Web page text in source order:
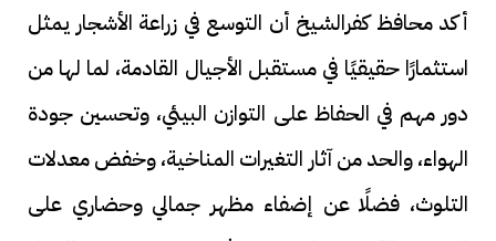
أكد محافظ كفرالشيخ أن التوسع في زراعة الأشجار يمثل
استثمارًا حقيقيًا في مستقبل الأجيال القادمة، لما لها من
دور مهم في الحفاظ على التوازن البيئي، وتحسين جودة
الهواء، والحد من آثار التغيرات المناخية، وخفض معدلات
التلوث، فضلًا عن إضفاء مظهر جمالي وحضاري على